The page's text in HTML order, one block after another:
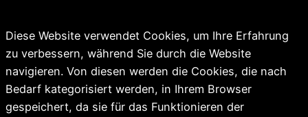
Diese Website verwendet Cookies, um Ihre Erfahrung
zu verbessern, während Sie durch die Website
navigieren. Von diesen werden die Cookies, die nach
Bedarf kategorisiert werden, in Ihrem Browser
gespeichert, da sie für das Funktionieren der